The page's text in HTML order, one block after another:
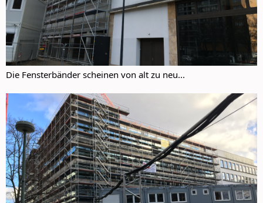
Die Fensterbänder scheinen von alt zu neu...